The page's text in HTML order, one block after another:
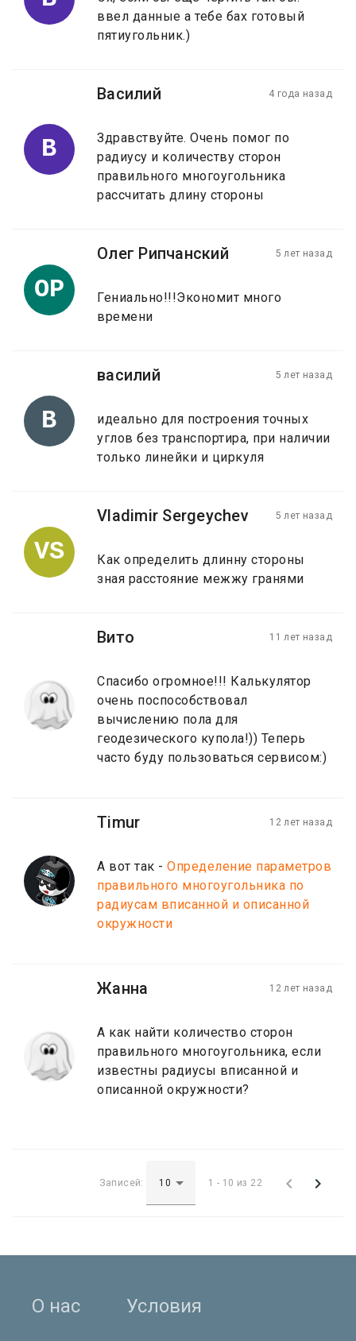
ввел данные а тебе бах готовый
пятиугольник.)
В
Василий 4 года назад
Здравствуйте. Очень помог по
радиусу и количеству сторон
правильного многоугольника
рассчитать длину стороны
ОР
Олег Рипчанский 5 лет назад
Гениально!!!Экономит много
времени
В
василий 5 лет назад
идеально для построения точных
углов без транспортира, при наличии
только линейки и циркуля
VS
Vladimir Sergeychev 5 лет назад
Как определить длинну стороны
зная расстояние межжу гранями
Вито 11 лет назад
Спасибо огромное!!! Калькулятор
очень поспособствовал
вычислению пола для
геодезического купола!)) Теперь
часто буду пользоваться сервисом:)
Timur 12 лет назад
А вот так - Определение параметров
правильного многоугольника по
радиусам вписанной и описанной
окружности
Жанна 12 лет назад
А как найти количество сторон
правильного многоугольника, если
известны радиусы вписанной и
описанной окружности?
Записей: 1 - 10 из 22  
О нас Условия